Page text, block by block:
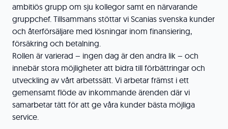
ambitiös grupp om sju kollegor samt en närvarande
gruppchef. Tillsammans stöttar vi Scanias svenska kunder
och återförsäljare med lösningar inom finansiering,
försäkring och betalning.
Rollen är varierad – ingen dag är den andra lik – och
innebär stora möjligheter att bidra till förbättringar och
utveckling av vårt arbetssätt. Vi arbetar främst i ett
gemensamt flöde av inkommande ärenden där vi
samarbetar tätt för att ge våra kunder bästa möjliga
service.